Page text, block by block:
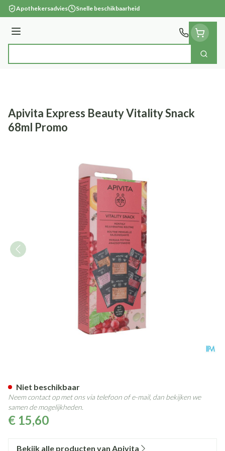
Ga naar de inhoud
Apothekersadvies Snelle beschikbaarheid
Menu
Zoek
Apivita Express Beauty Vitality Snack
68ml Promo
€ 15,60
Niet beschikbaar
Neem contact op met ons via telefoon of e-mail, dan bekijken we
samen de mogelijkheden.
Bekijk alle producten van Apivita